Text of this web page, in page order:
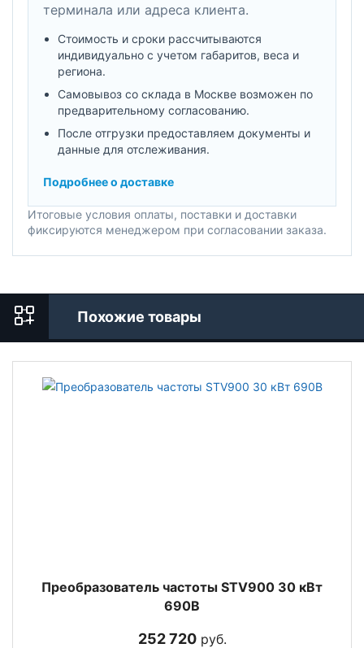
терминала или адреса клиента.
Стоимость и сроки рассчитываются
индивидуально с учетом габаритов, веса и
региона.
Самовывоз со склада в Москве возможен по
предварительному согласованию.
После отгрузки предоставляем документы и
данные для отслеживания.
Подробнее о доставке
Итоговые условия оплаты, поставки и доставки
фиксируются менеджером при согласовании заказа.
Похожие товары
Преобразователь частоты STV900 30 кВт
690В
252 720руб.